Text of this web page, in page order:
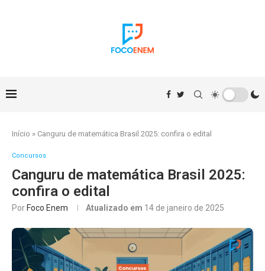
Início » Canguru de matemática Brasil 2025: confira o edital
Concursos
Canguru de matemática Brasil 2025:
confira o edital
Por Foco Enem Atualizado em 14 de janeiro de 2025